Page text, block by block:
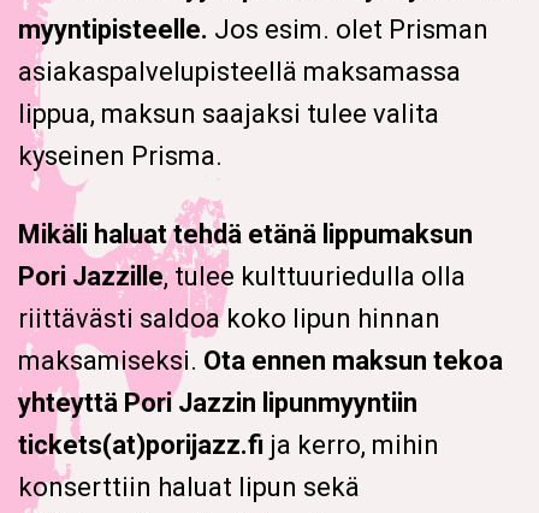
myyntipisteelle. Jos esim. olet Prisman
asiakaspalvelupisteellä maksamassa
lippua, maksun saajaksi tulee valita
kyseinen Prisma.
Mikäli haluat tehdä etänä lippumaksun
Pori Jazzille, tulee kulttuuriedulla olla
riittävästi saldoa koko lipun hinnan
maksamiseksi. Ota ennen maksun tekoa
yhteyttä Pori Jazzin lipunmyyntiin
tickets(at)porijazz.fi ja kerro, mihin
konserttiin haluat lipun sekä